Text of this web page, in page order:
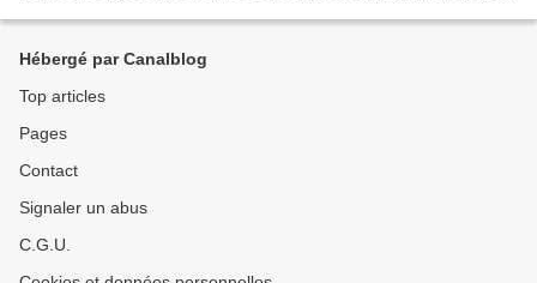
Hébergé par Canalblog
Top articles
Pages
Contact
Signaler un abus
C.G.U.